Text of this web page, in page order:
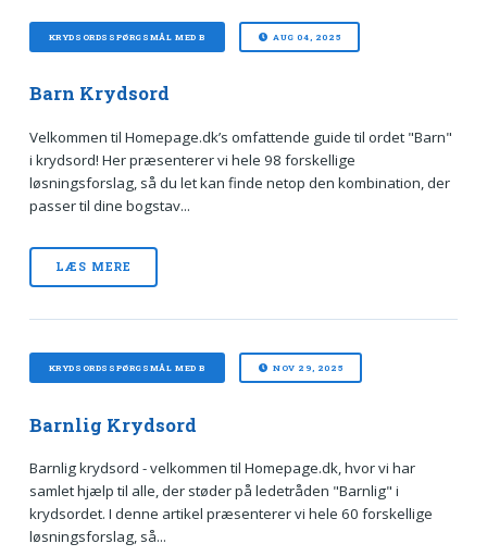
KRYDSORDSSPØRGSMÅL MED B AUG 04, 2025
Barn Krydsord
Velkommen til Homepage.dk’s omfattende guide til ordet "Barn"
i krydsord! Her præsenterer vi hele 98 forskellige
løsningsforslag, så du let kan finde netop den kombination, der
passer til dine bogstav...
LÆS MERE
KRYDSORDSSPØRGSMÅL MED B NOV 29, 2025
Barnlig Krydsord
Barnlig krydsord - velkommen til Homepage.dk, hvor vi har
samlet hjælp til alle, der støder på ledetråden "Barnlig" i
krydsordet. I denne artikel præsenterer vi hele 60 forskellige
løsningsforslag, så...